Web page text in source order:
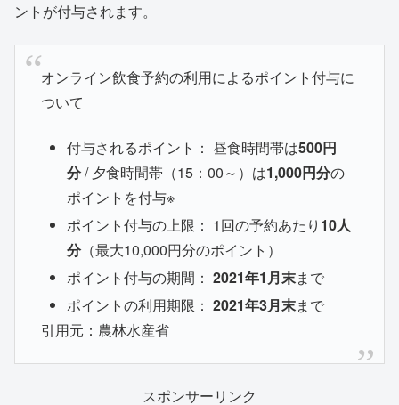
ントが付与されます。
オンライン飲食予約の利用によるポイント付与に
ついて
付与されるポイント： 昼食時間帯は500円
分/ 夕食時間帯（15：00～）は1,000円分の
ポイントを付与※
ポイント付与の上限： 1回の予約あたり 10人
分（最大10,000円分のポイント）
ポイント付与の期間： 2021年1月末まで
ポイントの利用期限： 2021年3月末まで
引用元：農林水産省
スポンサーリンク